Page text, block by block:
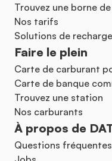
Trouvez une borne
Nos tarifs
Solutions de
Faire le plein
Carte de carburant
Carte de banque
Trouvez une station
Nos carburants
À propos de
Questions